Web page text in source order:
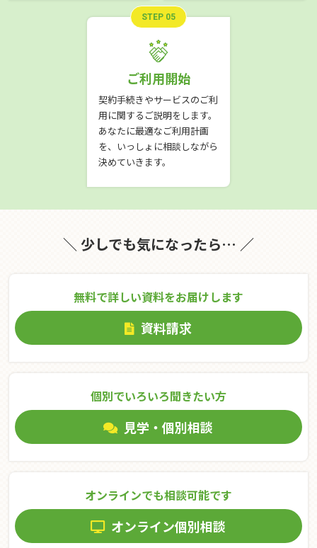
STEP 05
ご利用開始
契約手続きやサービスのご利
用に関するご説明をします。
あなたに最適なご利用計画
を、いっしょに相談しながら
決めていきます。
＼ 少しでも気になったら… ／
無料で詳しい資料をお届けします
資料請求
個別でいろいろ聞きたい⽅
見学・個別相談
オンラインでも相談可能です
オンライン個別相談